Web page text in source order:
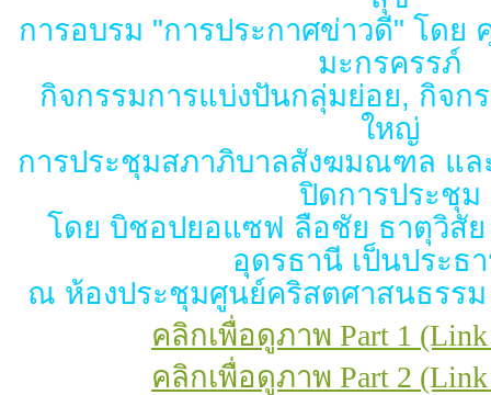
การอบรม "การประกาศข่าวดี" โดย
มะกรครรภ์
กิจกรรมการแบ่งปันกลุ่มย่อย, กิจก
ใหญ่
การประชุมสภาภิบาลสังฆมณฑล แ
ปิดการประชุม
โดย บิชอปยอแซฟ ลือชัย ธาตุวิสั
อุดรธานี เป็นประธ
ณ ห้องประชุมศูนย์คริสตศาสนธรร
คลิกเพื่อดูภาพ Part 1 (Link
คลิกเพื่อดูภาพ Part 2 (Link